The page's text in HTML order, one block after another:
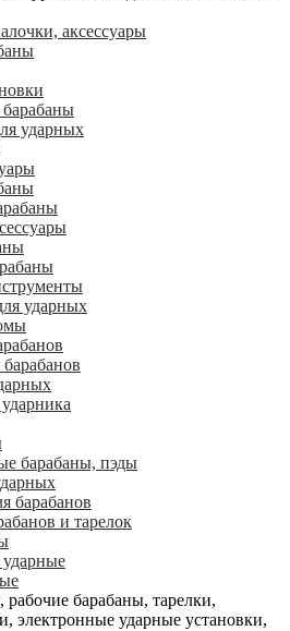
аксессуары
ударных
ударных
барабаны, пэды
барабанов
и тарелок
барабаны, тарелки,
электронные ударные установки,